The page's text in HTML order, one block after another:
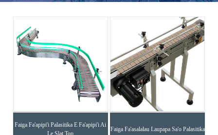
Faiga Fa'apipi'i Palasitika E Fa'apipi'i Ai
Le Slat Top
Faiga Fa'asalalau Laupapa Sa'o Palasitika